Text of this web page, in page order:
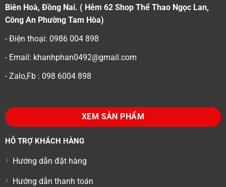
Biên Hoà, Đồng Nai. ( Hẻm 62 Shop Thể Thao Ngọc Lan,
Công An Phường Tam Hòa)
- Điện thoại: 0986 004 898
- Email: khanhphan0492@gmail.com
- Zalo,Fb : 098 6004 898
XEM SẢN PHẨM
HỖ TRỢ KHÁCH HÀNG
Hướng dẫn đặt hàng
Hướng dẫn thanh toán